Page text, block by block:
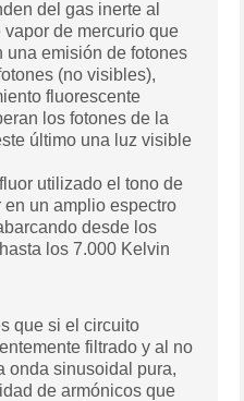
del gas inerte al
de mercurio que
una emisión de fotones
(no visibles),
fluorescente
los fotones de la
último una luz visible
utilizado el tono de
un amplio espectro
desde los
los 7.000 Kelvin
que si el circuito
filtrado y al no
onda sinusoidal pura,
de armónicos que